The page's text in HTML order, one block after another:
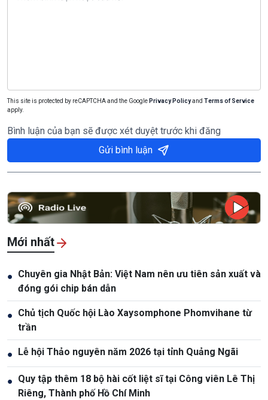
This site is protected by reCAPTCHA and the Google Privacy Policyand Terms of Service
apply.
Bình luận của bạn sẽ được xét duyệt trước khi đăng
Gửi bình luận
Mới nhất
● Chuyên gia Nhật Bản: Việt Nam nên ưu tiên sản xuất và
đóng gói chip bán dẫn
● Chủ tịch Quốc hội Lào Xaysomphone Phomvihane từ
trần
● Lễ hội Thảo nguyên năm 2026 tại tỉnh Quảng Ngãi
● Quy tập thêm 18 bộ hài cốt liệt sĩ tại Công viên Lê Thị
Riêng, Thành phố Hồ Chí Minh